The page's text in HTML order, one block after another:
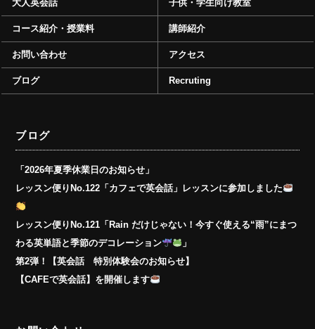
大人英会話 子供・学生向け教室
コース紹介・授業料 講師紹介
お問い合わせ アクセス
ブログ Recruting
ブログ
「2026年夏季休業日のお知らせ」
レッスン便りNo.122「カフェで英会話」レッスンに参加しました
レッスン便りNo.121「Rain だけじゃない！今すぐ使える“雨”にまつ
わる英単語と季節のデコレーション
」
第2弾！【英会話 特別体験会のお知らせ】
【CAFEで英会話】を開催します